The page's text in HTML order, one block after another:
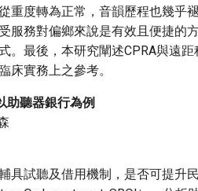
重度轉為正常，音韻歷程也幾乎
服務對偏鄉來說是有效且便捷的
。最後，本研究闡述CPRA與遠
床實務上之參考。
助聽器銀行為例
具試聽及借用機制，是否可提升